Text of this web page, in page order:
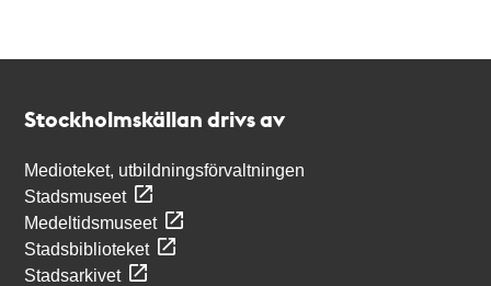
Stockholmskällan drivs av
Medioteket, utbildningsförvaltningen
Stadsmuseet
Medeltidsmuseet
Stadsbiblioteket
Stadsarkivet